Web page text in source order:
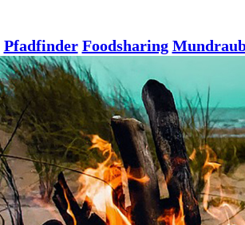
Pfadfinder Foodsharing